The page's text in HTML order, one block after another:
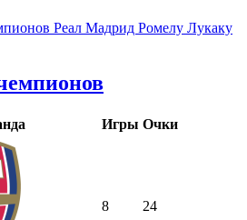
Реал Мадрид Ромелу Лукаку
Игры Очки
8 24